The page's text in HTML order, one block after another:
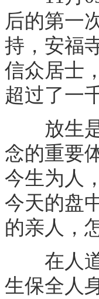
后的第一
持，安福
信众居士
超过了一
放生是
念的重要
今生为人
今天的盘
的亲人，
在人道
生保全人